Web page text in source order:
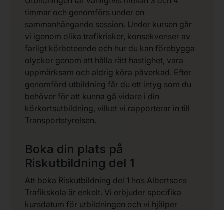
timmar och genomförs under en
sammanhängande session. Under kursen går
vi igenom olika trafikrisker, konsekvenser av
farligt körbeteende och hur du kan förebygga
olyckor genom att hålla rätt hastighet, vara
uppmärksam och aldrig köra påverkad. Efter
genomförd utbildning får du ett intyg som du
behöver för att kunna gå vidare i din
körkortsutbildning, vilket vi rapporterar in till
Transportstyrelsen.
Boka din plats på
Riskutbildning del 1
Att boka Riskutbildning del 1 hos Albertsons
Trafikskola är enkelt. Vi erbjuder specifika
kursdatum för utbildningen och vi hjälper